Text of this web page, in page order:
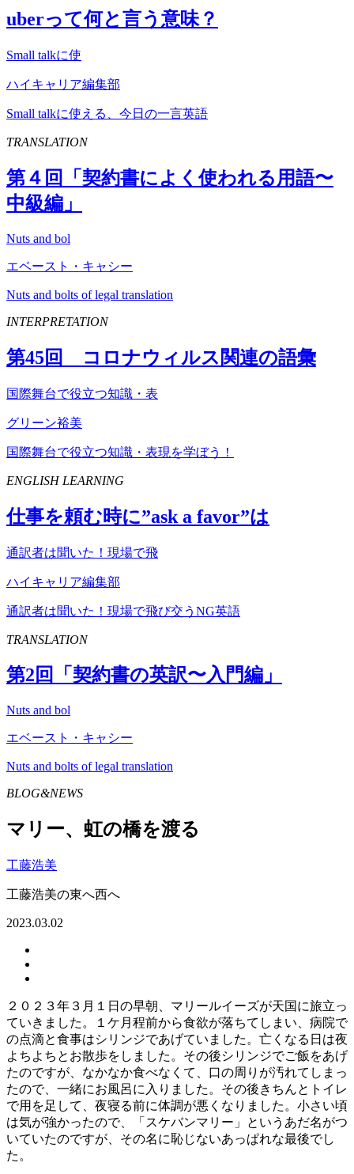
uberって何と言う意味？
Small talkに使
ハイキャリア編集部
Small talkに使える、今日の一言英語
TRANSLATION
第４回「契約書によく使われる用語〜
中級編」
Nuts and bol
エベースト・キャシー
Nuts and bolts of legal translation
INTERPRETATION
第45回 コロナウィルス関連の語彙
国際舞台で役立つ知識・表
グリーン裕美
国際舞台で役立つ知識・表現を学ぼう！
ENGLISH LEARNING
仕事を頼む時に”ask a favor”は
通訳者は聞いた！現場で飛
ハイキャリア編集部
通訳者は聞いた！現場で飛び交うNG英語
TRANSLATION
第2回「契約書の英訳〜入門編」
Nuts and bol
エベースト・キャシー
Nuts and bolts of legal translation
BLOG&NEWS
マリー、虹の橋を渡る
工藤浩美
工藤浩美の東へ西へ
2023.03.02
２０２３年３月１日の早朝、マリールイーズが天国に旅立っ
ていきました。１ケ月程前から食欲が落ちてしまい、病院で
の点滴と食事はシリンジであげていました。亡くなる日は夜
よちよちとお散歩をしました。その後シリンジでご飯をあげ
たのですが、なかなか食べなくて、口の周りが汚れてしまっ
たので、一緒にお風呂に入りました。その後きちんとトイレ
で用を足して、夜寝る前に体調が悪くなりました。小さい頃
は気が強かったので、「スケバンマリー」というあだ名がつ
いていたのですが、その名に恥じないあっぱれな最後でし
た。